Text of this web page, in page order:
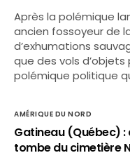
Après la polémique
ancien fossoyeur de
d’exhumations
que des vols
polémique politique
AMÉRIQUE DU NORD
Gatineau (Québec) :
tombe du cimetière